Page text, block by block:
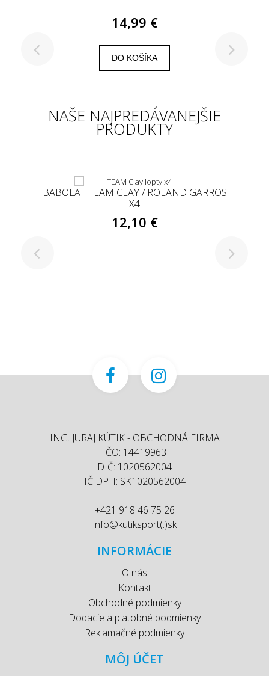
14,99 €
DO KOŠÍKA
NAŠE NAJPREDÁVANEJŠIE
PRODUKTY
BABOLAT TEAM CLAY / ROLAND GARROS
X4
12,10 €
ING. JURAJ KÚTIK - OBCHODNÁ FIRMA
IČO: 14419963
DIČ: 1020562004
IČ DPH: SK1020562004
+421 918 46 75 26
info@kutiksport(.)sk
INFORMÁCIE
O nás
Kontakt
Obchodné podmienky
Dodacie a platobné podmienky
Reklamačné podmienky
MÔJ ÚČET